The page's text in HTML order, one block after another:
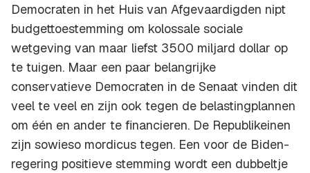
Democraten in het Huis van Afgevaardigden nipt
budgettoestemming om kolossale sociale
wetgeving van maar liefst 3500 miljard dollar op
te tuigen. Maar een paar belangrijke
conservatieve Democraten in de Senaat vinden dit
veel te veel en zijn ook tegen de belastingplannen
om één en ander te financieren. De Republikeinen
zijn sowieso mordicus tegen. Een voor de Biden-
regering positieve stemming wordt een dubbeltje